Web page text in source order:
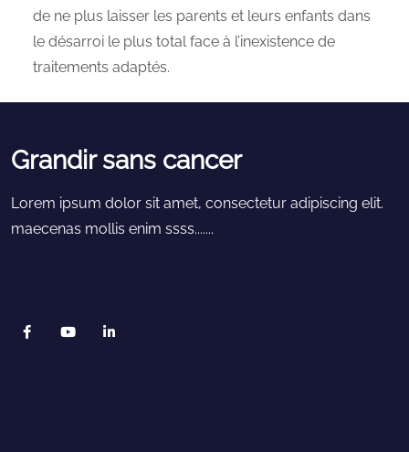
de ne plus laisser les parents et leurs enfants dans
le désarroi le plus total face à l’inexistence de
traitements adaptés.
Grandir sans cancer
Lorem ipsum dolor sit amet, consectetur adipiscing elit.
maecenas mollis enim ssss.......